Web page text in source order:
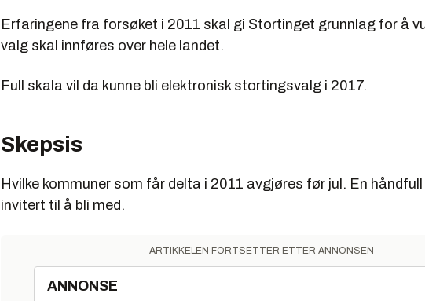
Erfaringene fra forsøket i 2011 skal gi Stortinget grunnlag for å
valg skal innføres over hele landet.
Full skala vil da kunne bli elektronisk stortingsvalg i 2017.
Skepsis
Hvilke kommuner som får delta i 2011 avgjøres før jul. En
invitert til å bli med.
ARTIKKELEN FORTSETTER ETTER ANNONSEN
ANNONSE